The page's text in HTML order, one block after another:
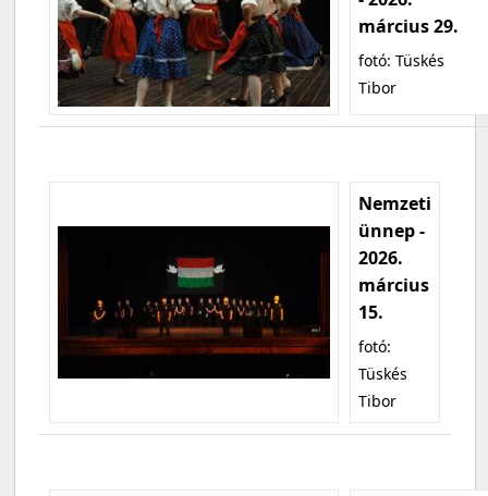
március 29.
fotó: Tüskés
Tibor
Nemzeti
ünnep -
2026.
március
15.
fotó:
Tüskés
Tibor